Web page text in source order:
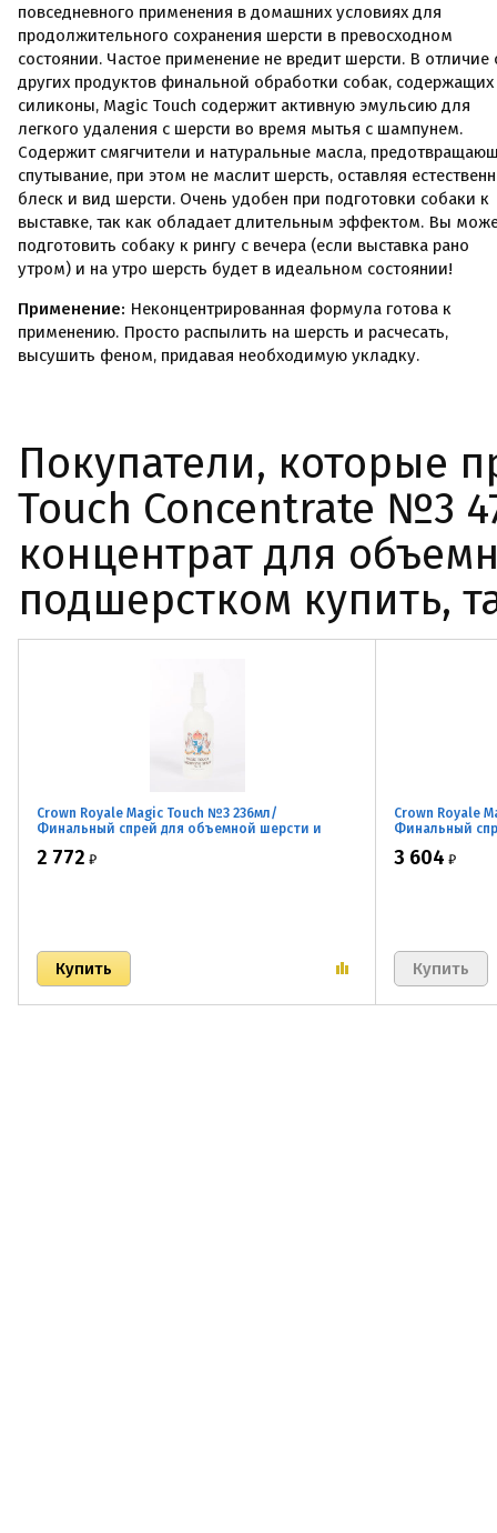
повседневного применения в домашних условиях для
продолжительного сохранения шерсти в превосходном
состоянии. Частое применение не вредит шерсти. В отличие
других продуктов финальной обработки собак, содержащих
силиконы, Magic Touch содержит активную эмульсию для
легкого удаления с шерсти во время мытья с шампунем.
Содержит смягчители и натуральные масла,
спутывание, при этом не маслит шерсть, оставляя
блеск и вид шерсти. Очень удобен при подготовки собаки к
выставке, так как обладает длительным эффектом. Вы
подготовить собаку к рингу с вечера (если выставка рано
утром) и на утро шерсть будет в идеальном состоянии!
Применение: Неконцентрированная формула готова к
применению. Просто распылить на шерсть и расчесать,
высушить феном, придавая необходимую укладку.
Покупатели, которые
Touch Concentrate №3
концентрат для
подшерстком купить,
Crown Royale Magic Touch №3 236мл/
Финальный спрей для объемной шерсти и
2 772 ₽
Crown Royale
Финальный
3 604 ₽